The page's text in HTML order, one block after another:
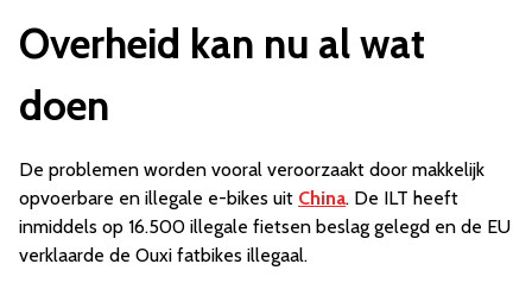
Overheid kan nu al wat
doen
De problemen worden vooral veroorzaakt door makkelijk
opvoerbare en illegale e-bikes uit China. De ILT heeft
inmiddels op 16.500 illegale fietsen beslag gelegd en de EU
verklaarde de Ouxi fatbikes illegaal.